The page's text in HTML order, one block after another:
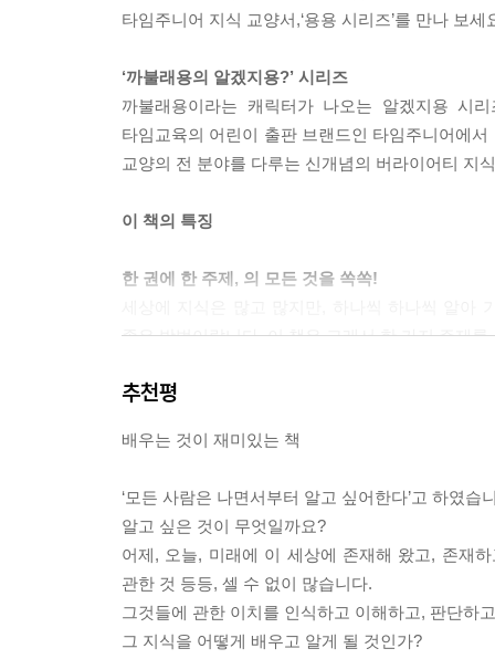
타임주니어 지식 교양서,‘용용 시리즈’를 만나 보세
‘까불래용의 알겠지용?’ 시리즈
까불래용이라는 캐릭터가 나오는 알겠지용 시
타임교육의 어린이 출판 브랜드인 타임주니어에
교양의 전 분야를 다루는 신개념의 버라이어티 지
이 책의 특징
한 권에 한 주제, 의 모든 것을 쏙쏙!
좋은 방법이랍니다. 이 책은 그래서 한 가지 주제
퀴즈를 풀다 보면 어느새 한 권이 뚝딱!
읽으면 재미도 있고, 지식도 쏙쏙 들어온답니다.
독특한 캐릭터의 활약, 유쾌함이 가득!
이 책에는 멋쟁이 뽈랄라 아저씨, 현태준 선생님
개성 있어요. 까불까불~ 꼬불꼬불~, 그래서 읽는
캐릭터소개
추천평
배우는 것이 재미있는 책
‘모든 사람은 나면서부터 알고 싶어한다’고 하였습
알고 싶은 것이 무엇일까요?
어제, 오늘, 미래에 이 세상에 존재해 왔고, 존재
관한 것 등등, 셀 수 없이 많습니다.
그것들에 관한 이치를 인식하고 이해하고, 판단하
그 지식을 어떻게 배우고 알게 될 것인가?